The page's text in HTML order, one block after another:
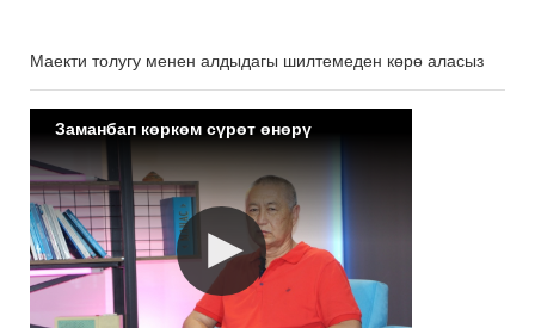
Маекти толугу менен алдыдагы шилтемеден көрө аласыз
Заманбап көркөм сүрөт өнөрү